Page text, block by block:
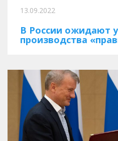
13.09.2022
В России ожидают
производства